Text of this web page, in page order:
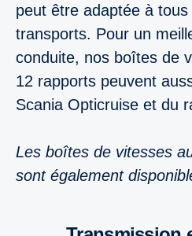
Super 11 litres
peut être adaptée à
transports. Pour un
conduite, nos boîtes de
12 rapports peuvent
Scania Opticruise et du
Les boîtes de vitesses
sont également